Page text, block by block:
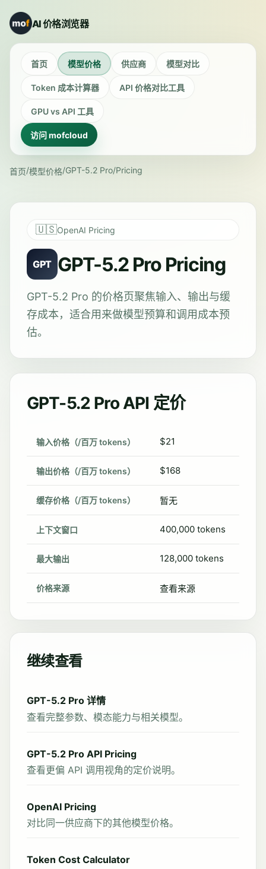
AI 价格浏览器
首页 模型价格 供应商 模型对比
Token 成本计算器 API 价格对比工具
GPU vs API 工具
访问 mofcloud
首页/模型价格/GPT-5.2 Pro/Pricing
🇺🇸OpenAI Pricing
GPT GPT-5.2 Pro Pricing
GPT-5.2 Pro 的价格页聚焦输入、输出与缓
存成本，适合用来做模型预算和调用成本预
估。
GPT-5.2 Pro API 定价
输入价格（/百万 tokens） $21
输出价格（/百万 tokens） $168
缓存价格（/百万 tokens） 暂无
上下文窗口 400,000 tokens
最大输出 128,000 tokens
价格来源 查看来源
继续查看
GPT-5.2 Pro 详情
查看完整参数、模态能力与相关模型。
GPT-5.2 Pro API Pricing
查看更偏 API 调用视角的定价说明。
OpenAI Pricing
对比同一供应商下的其他模型价格。
Token Cost Calculator